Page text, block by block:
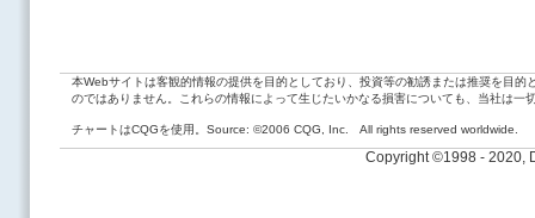
本Webサイトは客観的情報の提供を目的としており、投資等の勧誘または推奨を目
のではありません。これらの情報によって生じたいかなる損害についても、当社は一
チャートはCQGを使用。Source: ©2006 CQG, Inc. All rights reserved worldwide.
Copyright ©1998 - 2020,